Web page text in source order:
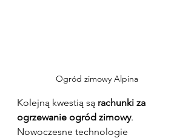
Ogród zimowy Alpina
Kolejną kwestią są rachunki za
ogrzewanie ogród zimowy.
Nowoczesne technologie